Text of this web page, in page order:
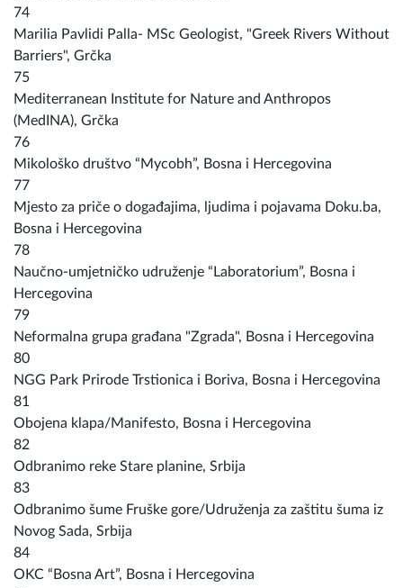
74
Marilia Pavlidi Palla- MSc Geologist, "Greek Rivers Without
Barriers", Grčka
75
Mediterranean Institute for Nature and Anthropos
(MedINA), Grčka
76
Mikološko društvo “Mycobh”, Bosna i Hercegovina
77
Mjesto za priče o događajima, ljudima i pojavama Doku.ba,
Bosna i Hercegovina
78
Naučno-umjetničko udruženje “Laboratorium”, Bosna i
Hercegovina
79
Neformalna grupa građana "Zgrada", Bosna i Hercegovina
80
NGG Park Prirode Trstionica i Boriva, Bosna i Hercegovina
81
Obojena klapa/Manifesto, Bosna i Hercegovina
82
Odbranimo reke Stare planine, Srbija
83
Odbranimo šume Fruške gore/Udruženja za zaštitu šuma iz
Novog Sada, Srbija
84
OKC “Bosna Art”, Bosna i Hercegovina